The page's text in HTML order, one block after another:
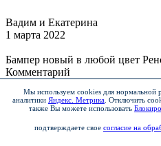
Вадим и Екатерина
1 марта 2022
Бампер новый в любой цвет
Комментарий
Эльмин Гасымзаде
4 марта 2022
Мы используем cookies для нормальной
аналитики Яндекс. Метрика Отключить
также Вы можете использовать
подтверждаете свое согласие на